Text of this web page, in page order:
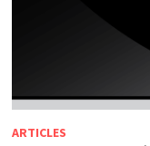
ARTICLES